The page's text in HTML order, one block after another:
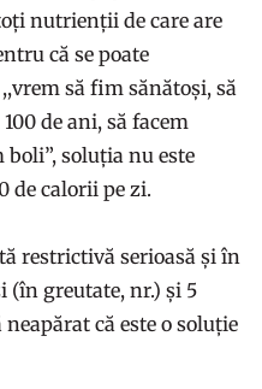
nutrienții de care are
că se poate
să fim sănătoși, să
de ani, să facem
soluția nu este
de calorii pe zi.
restrictivă serioasă și în
(în greutate, nr.) și 5
că este o soluție